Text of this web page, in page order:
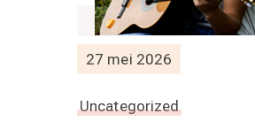
27 mei 2026
Uncategorized